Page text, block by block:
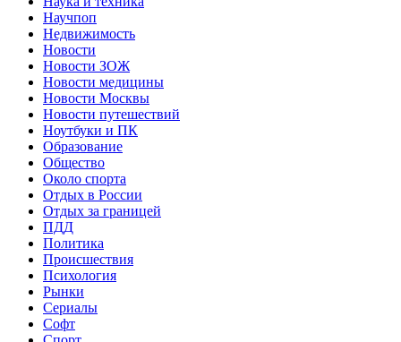
Научпоп
Недвижимость
Новости
Новости ЗОЖ
Новости медицины
Новости Москвы
Новости путешествий
Ноутбуки и ПК
Образование
Общество
Около спорта
Отдых в России
Отдых за границей
ПДД
Политика
Происшествия
Психология
Рынки
Сериалы
Софт